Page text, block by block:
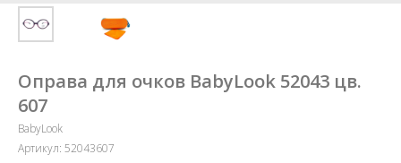
Оправа для очков BabyLook 52043 цв.
607
BabyLook
Артикул: 52043607